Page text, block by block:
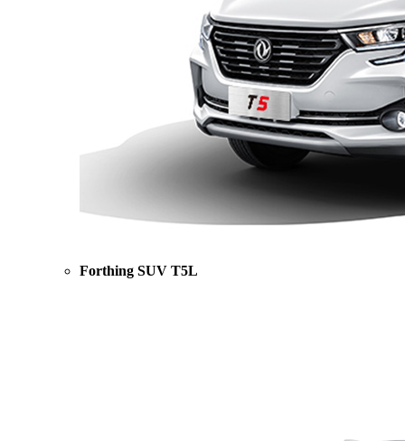
Forthing SUV T5L